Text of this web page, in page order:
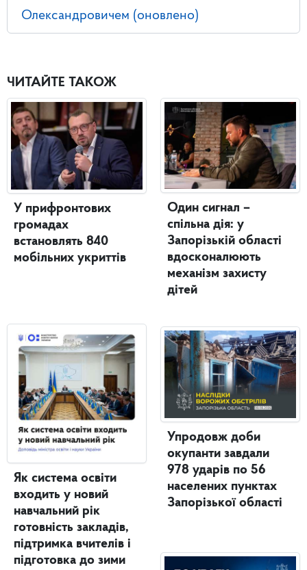
Олександровичем (оновлено)
ЧИТАЙТЕ ТАКОЖ
У прифронтових
громадах
встановлять 840
мобільних укриттів
Як система освіти
входить у новий
навчальний рік
готовність закладів,
підтримка вчителів і
підготовка до зими
Один сигнал –
спільна дія: у
Запорізькій області
вдосконалюють
механізм захисту
дітей
Упродовж доби
окупанти завдали
978 ударів по 56
населених пунктах
Запорізької області